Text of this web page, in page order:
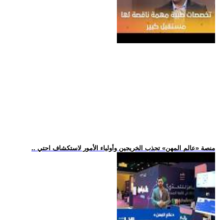
.. منصة «عالم المهن» تجذب الخريجين وأولياء الأمور لاستكشاف احتي